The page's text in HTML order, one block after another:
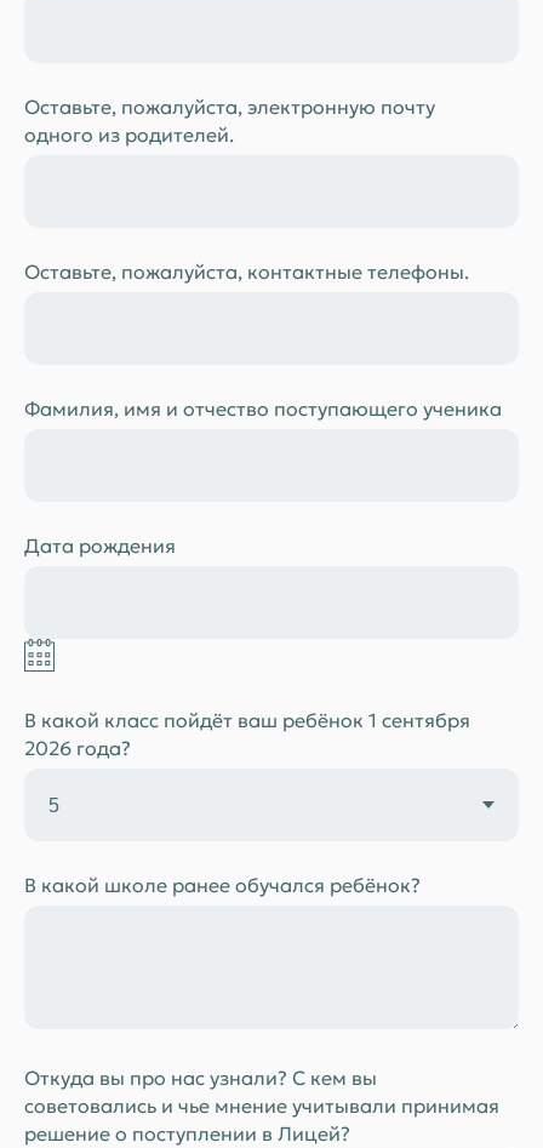
Оставьте, пожалуйста, электронную почту
одного из родителей.
Оставьте, пожалуйста, контактные телефоны.
Фамилия, имя и отчество поступающего ученика
Дата рождения
В какой класс пойдёт ваш ребёнок 1 сентября
2026 года?
В какой школе ранее обучался ребёнок?
Откуда вы про нас узнали? С кем вы
советовались и чье мнение учитывали принимая
решение о поступлении в Лицей?